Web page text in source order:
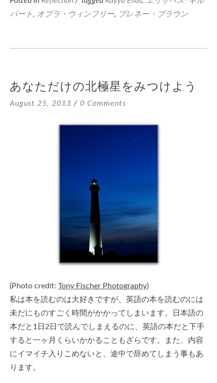
バート, オプラ・ウィンフリー, ブレネー・ブラウン
あなただけの北極星をみつけよう
August 25, 2013 0 Comments
(Photo credit: Tony Fischer Photography)
私は本を読むのは大好きですが、英語の本を読むのには
未だにものすごく時間がかかってしまいます。日本語の
本だと1日2日で読んでしまえるのに、英語の本だと下手
すると一ヶ月くらいかかることもざらです。また、内容
にイマイチ入りこめないと、途中で辞めてしまう事もあ
ります。